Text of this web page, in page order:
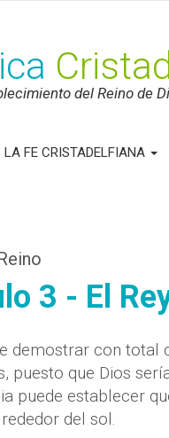
del Reino de
LA FE CRISTADELFIANA
3 - El
demostrar con total
puesto que Dios
puede establecer
del sol.